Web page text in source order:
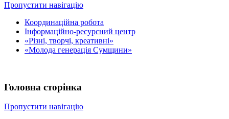
Пропустити навігацію
Координаційна робота
Інформаційно-ресурсний центр
«Різні, творчі, креативні»
«Молода генерація Сумщини»
Головна сторінка
Пропустити навігацію